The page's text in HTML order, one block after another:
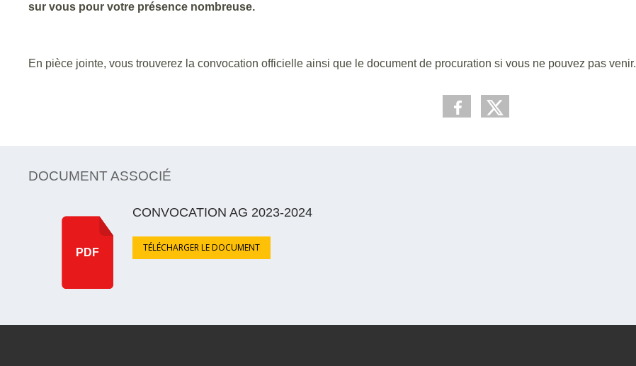
sur vous pour votre présence nombreuse.
En pièce jointe, vous trouverez la convocation officielle ainsi que le document de procuration si vous ne pouvez pas venir.
DOCUMENT ASSOCIÉ
PDF
CONVOCATION AG 2023-2024
TÉLÉCHARGER LE DOCUMENT